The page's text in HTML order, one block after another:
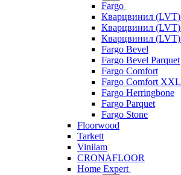
Fargo
Кварцвинил (LVT)
Кварцвинил (LVT)
Кварцвинил (LVT)
Fargo Bevel
Fargo Bevel Parquet
Fargo Comfort
Fargo Comfort XXL
Fargo Herringbone
Fargo Parquet
Fargo Stone
Floorwood
Tarkett
Vinilam
CRONAFLOOR
Home Expert